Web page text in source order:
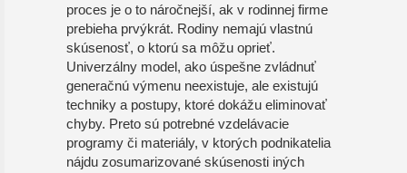
proces je o to náročnejší, ak v rodinnej firme
prebieha prvýkrát. Rodiny nemajú vlastnú
skúsenosť, o ktorú sa môžu oprieť.
Univerzálny model, ako úspešne zvládnuť
generačnú výmenu neexistuje, ale existujú
techniky a postupy, ktoré dokážu eliminovať
chyby. Preto sú potrebné vzdelávacie
programy či materiály, v ktorých podnikatelia
nájdu zosumarizované skúsenosti iných